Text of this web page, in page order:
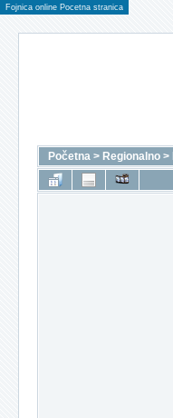
Fojnica online Pocetna stranica
Početna > Regionalno >